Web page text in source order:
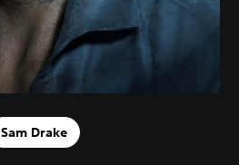
Sam Drake